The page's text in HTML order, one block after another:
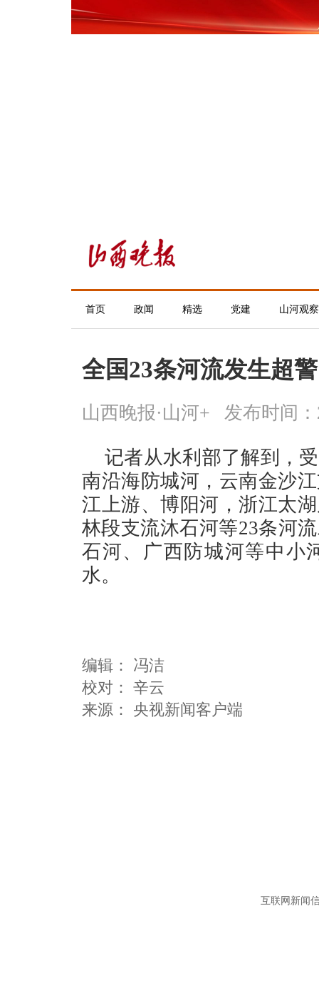
首页 政闻 精选 党建 山河观察
全国23条河流发生超
山西晚报·山河+ 发布时间：
记者从水利部了解到，
南沿海防城河，云南金沙
江上游、博阳河，浙江太
林段支流沐石河等23条河
石河、广西防城河等中小
水。
编辑： 冯洁
校对： 辛云
互联网新闻